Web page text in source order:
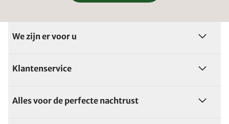
We zijn er voor u
Klantenservice
Alles voor de perfecte nachtrust